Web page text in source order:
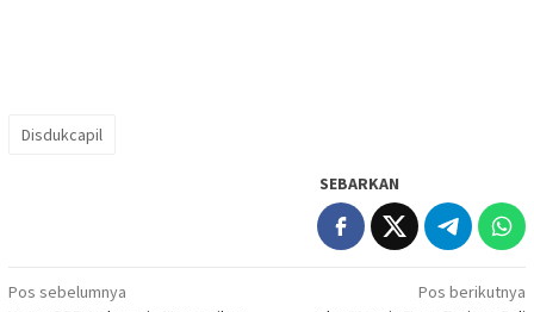
Disdukcapil
SEBARKAN
Navigasi
Pos sebelumnya
Pos berikutnya